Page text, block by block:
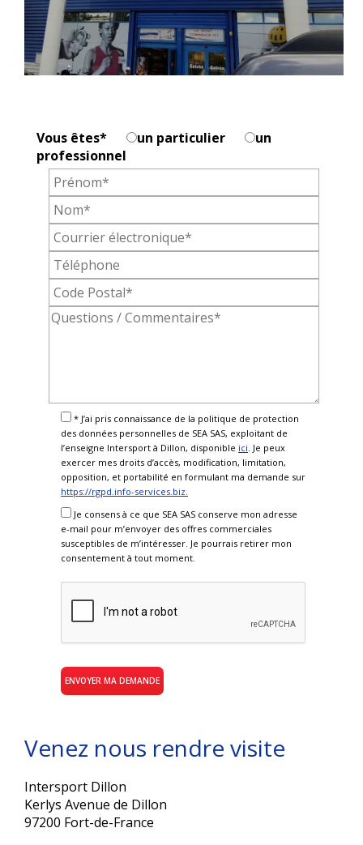
Vous êtes* un particulier
un
professionnel
* J’ai pris connaissance de la politique de protection
des données personnelles de SEA SAS, exploitant de
l’enseigne Intersport à Dillon, disponible ici. Je peux
exercer mes droits d’accès, modification, limitation,
opposition, et portabilité en formulant ma demande sur
https://rgpd.info-services.biz.
Je consens à ce que SEA SAS conserve mon adresse
e-mail pour m’envoyer des offres commerciales
susceptibles de m’intéresser. Je pourrais retirer mon
consentement à tout moment.
Venez nous rendre visite
Intersport Dillon
Kerlys Avenue de Dillon
97200 Fort-de-France